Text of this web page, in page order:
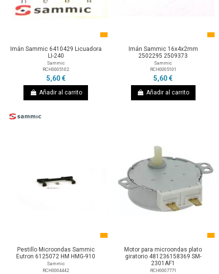
Imán Sammic 6410429 Licuadora
LI-240
Sammic
RCH0005102
5,60 €
Añadir al carrito
Imán Sammic 16x4x2mm
2502295 2509373
Sammic
RCH0005101
5,60 €
Añadir al carrito
Pestillo Microondas Sammic
Eutron 6125072 HM HMG-910
Sammic
RCH0004442
Motor para microondas plato
giratorio 481236158369 SM-
2301AF1
RCH0007771